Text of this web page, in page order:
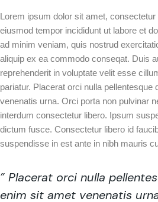
Lorem ipsum dolor sit amet,
eiusmod tempor incididunt ut labore et
ad minim veniam, quis nostrud
aliquip ex ea commodo conseqat. Duis
reprehenderit in voluptate velit esse
pariatur. Placerat orci nulla pellentesque
venenatis urna. Orci porta non pulvinar
interdum consectetur libero. Ipsum
dictum fusce. Consectetur libero id
suspendisse in est ante in nibh mauris
” Placerat orci nulla
enim sit amet venenatis